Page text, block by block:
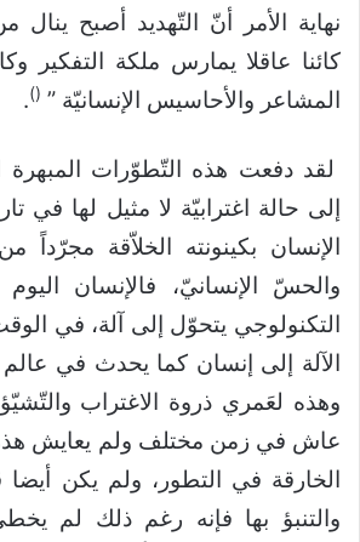
نهاية الأمر أنّ التّهديد أصبح ينال
كائنا عاقلا يمارس ملكة التفكير
المشاعر والأحاسيس الإنسانيّة ” (
)
.
لقد دفعت هذه التّطوّرات المبهرة
إلى حالة اغترابيّة لا مثيل لها في
الإنسان بكينونته الخلاّقة مجرّداً
والحسّ الإنسانيّ، فالإنسان
التكنولوجي يتحوّل إلى آلة، في
الآلة إلى إنسان كما يحدث في عالم
وهذه لعَمري ذروة الاغتراب
عاش في زمن مختلف ولم يعايش هذه
الخارقة في التطور، ولم يكن أيضا
والتنبؤ بها فإنه رغم ذلك لم